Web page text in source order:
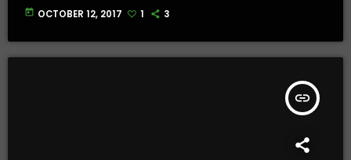
today OCTOBER 12, 2017 1 3
insert_link